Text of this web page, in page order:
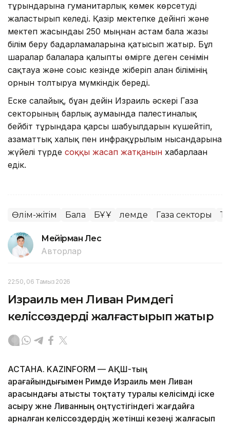
тұрғындарына гуманитарлық көмек көрсетуді
жалғастырып келеді. Қазір мектепке дейінгі және
мектеп жасындағы 250 мыңнан астам бала жазғы
білім беру бағдарламаларына қатысып жатыр. Бұл
шаралар балаларға қалыпты өмірге деген сенімін
сақтауға және соғыс кезінде жіберіп алған білімінің
орнын толтыруға мүмкіндік береді.
Еске салайық, бұған дейін Израиль әскері Газа
секторының барлық аумағында палестиналық
бейбіт тұрғындарға қарсы шабуылдарын күшейтіп,
азаматтық халық пен инфрақұрылым нысандарына
жүйелі түрде соққы жасап жатқанын хабарлаған
едік.
Өлім-жітім Бала БҰҰ Әлемде Газа секторы
Мейірман Лес
Авторлар
22:50, 06 Тамыз 2026
Израиль мен Ливан Римдегі
келіссөздерді жалғастырып жатыр
АСТАНА. KAZINFORM — АҚШ-тың
арағайындығымен Римде Израиль мен Ливан
арасындағы атысты тоқтату туралы келісімді іске
асыру және Ливанның оңтүстігіндегі жағдайға
арналған келіссөздердің жетінші кезеңі жалғасып